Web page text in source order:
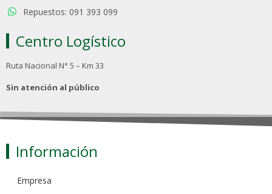
Repuestos: 091 393 099
Centro Logístico
Ruta Nacional N° 5 – Km 33
Sin atención al público
Información
Empresa